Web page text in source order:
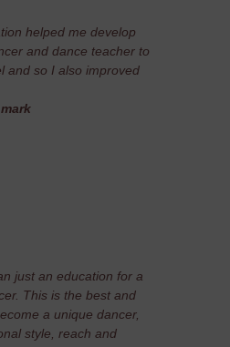
helped me develop
and dance teacher to
and so I also improved
just an education for a
This is the best and
a unique dancer,
style, reach and